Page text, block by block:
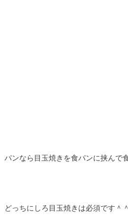
パンなら目玉焼きを食パンに挟んで
どっちにしろ目玉焼きは必須です＾＾